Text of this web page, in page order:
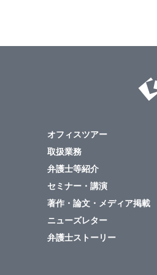
オフィスツアー
取扱業務
弁護士等紹介
セミナー・講演
著作・論文・メディア掲載
ニューズレター
弁護士ストーリー